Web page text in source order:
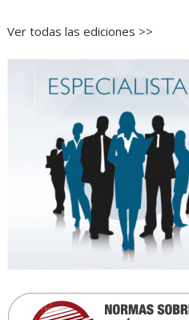
Ver todas las ediciones >>